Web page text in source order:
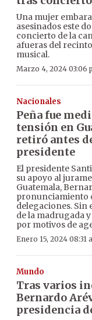
Una mujer
asesinados este
concierto de la
afueras del
musical.
Marzo 4, 2024 03:06
Nacionales
Peña fue
tensión en
retiró antes
presidente
El presidente
su apoyo al
Guatemala,
pronunciamiento
delegaciones. Sin
de la madrugada
por motivos de
Enero 15, 2024 08:31
Mundo
Tras varios
Bernardo
presidencia